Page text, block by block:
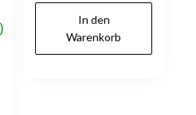
In den
Warenkorb